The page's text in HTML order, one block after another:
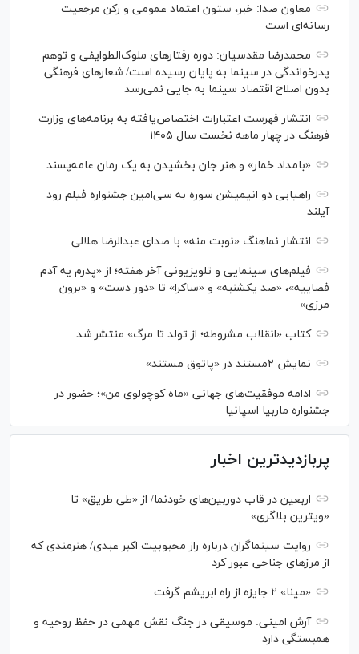
معاون صدا: خبر، ستون اعتماد عمومی و رکن مرجعیت
رسانه‌ای است
محمدرضا مقدسیان: دوره رفتارهای ملوک‌الطوایفی و توهم
پدرخواندگی در سینما به پایان رسیده است/ شعارهای فرهنگی
بدون اصلاح اقتصاد سینما به جایی نمی‌رسد
انتشار فهرست اعتبارات اختصاص‌یافته به برنامه‌های وزارت
فرهنگ در چهار ماهه نخست سال ۱۴۰۵
«بامداد خمار» و هنر جان بخشیدن به یک رمان عامه‌پسند
راهیابی دو انیمیشن سوره به سی‌امین جشنواره فیلم رود
آیلند
انتشار نماهنگ «نوبت منه» با صدای عبدالرضا هلالی
فیلم‌های سینمایی و تلویزیونی آخر هفته؛ از «پدرم یه آدم
فضاییه»، «صد یکشنبه» و «ساکرا» تا «دور دست» و «برون
مرزی»
کتاب «انقلاب مشروطه؛ از تولد تا مرگ» منتشر شد
نمایش ۲مستند در «پاتوق مستند»
ادامه موفقیت‌های جهانی «ماه کوچولوی من»؛ حضور در
جشنواره ماربیا اسپانیا
پربازدیدترین اخبار
اربعین در قاب دوربین‌های خودنما/ از «طی طریق» تا
«ویترین بلاگری»
روایت سینماگران درباره راز محبوبیت اکبر عبدی/ هنرمندی که
از مرزهای جناحی عبور کرد
«مینا» ۲ جایزه از راه ابریشم گرفت
آرش امینی: موسیقی در جنگ نقش مهمی در حفظ روحیه و
همبستگی دارد